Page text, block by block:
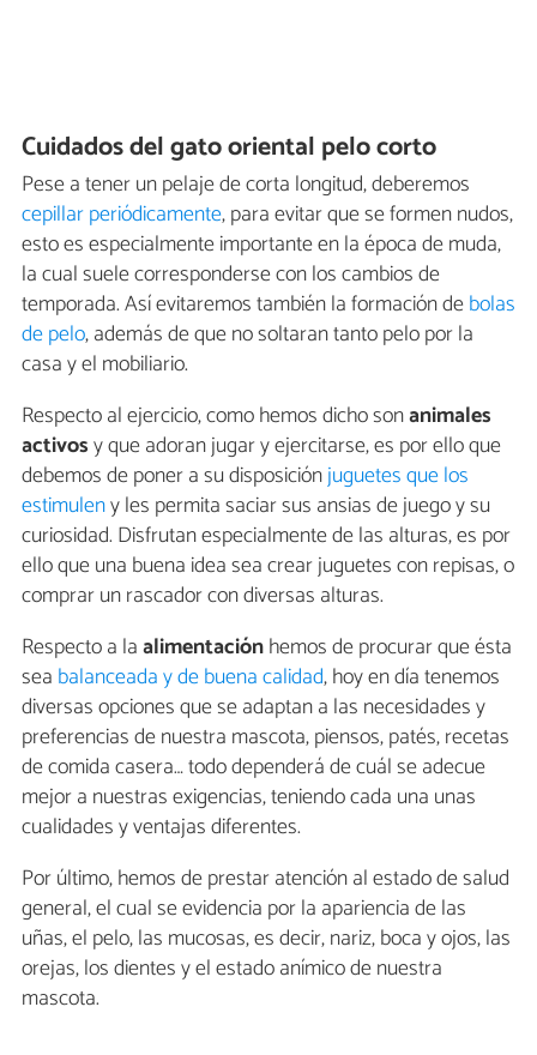
Cuidados del gato oriental pelo corto
Pese a tener un pelaje de corta longitud, deberemos
cepillar periódicamente, para evitar que se formen nudos,
esto es especialmente importante en la época de muda,
la cual suele corresponderse con los cambios de
temporada. Así evitaremos también la formación debolas
de pelo, además de que no soltaran tanto pelo por la
casa y el mobiliario.
Respecto al ejercicio, como hemos dicho sonanimales
activosy que adoran jugar y ejercitarse, es por ello que
debemos de poner a su disposiciónjuguetes que los
estimuleny les permita saciar sus ansias de juego y su
curiosidad. Disfrutan especialmente de las alturas, es por
ello que una buena idea sea crear juguetes con repisas, o
comprar un rascador con diversas alturas.
Respecto a laalimentaciónhemos de procurar que ésta
sea balanceada y de buena calidad, hoy en día tenemos
diversas opciones que se adaptan a las necesidades y
preferencias de nuestra mascota, piensos, patés, recetas
de comida casera… todo dependerá de cuál se adecue
mejor a nuestras exigencias, teniendo cada una unas
cualidades y ventajas diferentes.
Por último, hemos de prestar atención al estado de salud
general, el cual se evidencia por la apariencia de las
uñas, el pelo, las mucosas, es decir, nariz, boca y ojos, las
orejas, los dientes y el estado anímico de nuestra
mascota.